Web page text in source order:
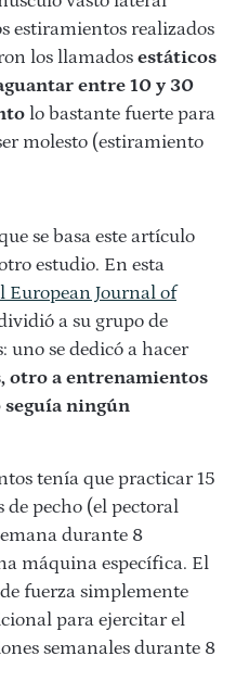
estiramientos realizados
los llamados estáticos
entre 10 y 30
lo bastante fuerte para
molesto (estiramiento
se basa este artículo
estudio. En esta
European Journal of
a su grupo de
uno se dedicó a hacer
otro a entrenamientos
ningún
tenía que practicar 15
pecho (el pectoral
durante 8
máquina específica. El
fuerza simplemente
para ejercitar el
semanales durante 8